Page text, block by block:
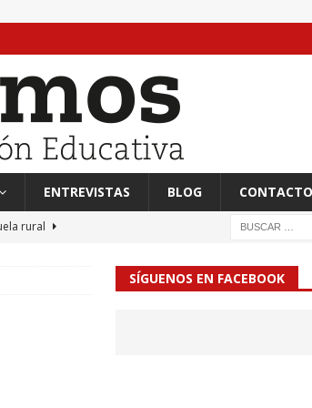
ENTREVISTAS BLOG CONTACTO
rural
SÍGUENOS EN FACEBOOK